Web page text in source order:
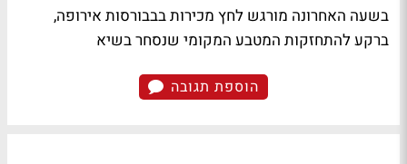
בשעה האחרונה מורגש לחץ מכירות בבבורסות אירופה,
ברקע להתחזקות המטבע המקומי שנסחר בשיא
הוספת תגובה